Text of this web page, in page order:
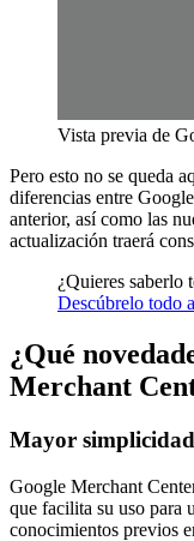
Vista previa de
Pero esto no se queda
diferencias entre
anterior, así como las
actualización traerá
¿Quieres saberlo
Descúbrelo todo
¿Qué
Merchant
Mayor
Google Merchant
que facilita su uso para
conocimientos previos